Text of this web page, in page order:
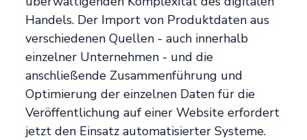
Handels. Der Import von Produktdaten aus
verschiedenen Quellen - auch innerhalb
einzelner Unternehmen - und die
anschließende Zusammenführung und
Optimierung der einzelnen Daten für die
Veröffentlichung auf einer Website erfordert
jetzt den Einsatz automatisierter Systeme.